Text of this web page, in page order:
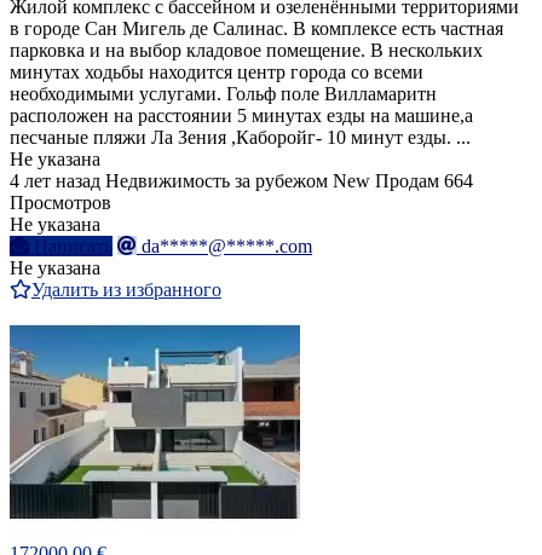
Жилой комплекс с бассейном и озеленёнными территориями
в городе Сан Мигель де Салинас. В комплексе есть частная
парковка и на выбор кладовое помещение. В нескольких
минутах ходьбы находится центр города со всеми
необходимыми услугами. Гольф поле Вилламаритн
расположен на расстоянии 5 минутах езды на машине,а
песчаные пляжи Ла Зения ,Каборойг- 10 минут езды. ...
Не указана
4 лет назад Недвижимость за рубежом New Продам 664
Просмотров
Не указана
Написать
da*****@*****.com
Не указана
Удалить из избранного